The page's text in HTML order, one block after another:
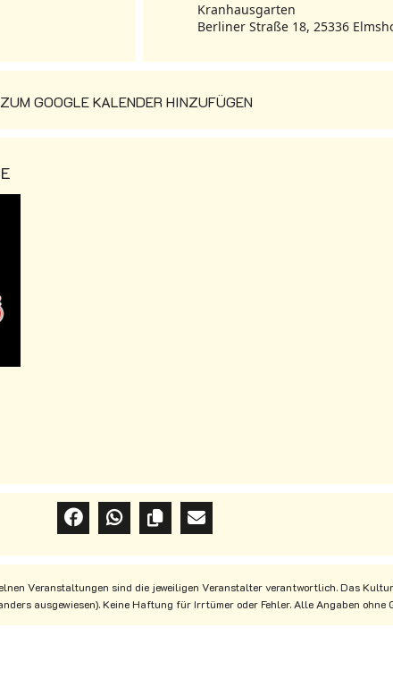
Kranhausgarten
Berliner Straße 18, 25336
ZUM GOOGLE KALENDER HINZUFÜGEN
Veranstaltungen sind die jeweiligen Veranstalter verantwortlich. Das
ausgewiesen). Keine Haftung für Irrtümer oder Fehler. Alle Angaben ohne